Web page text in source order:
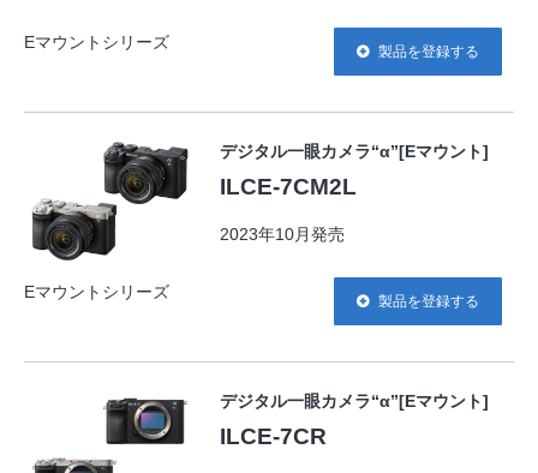
Eマウントシリーズ 製品を登録する
デジタル一眼カメラ“α”[Eマウント]
ILCE-7CM2L
2023年10月発売
Eマウントシリーズ 製品を登録する
デジタル一眼カメラ“α”[Eマウント]
ILCE-7CR